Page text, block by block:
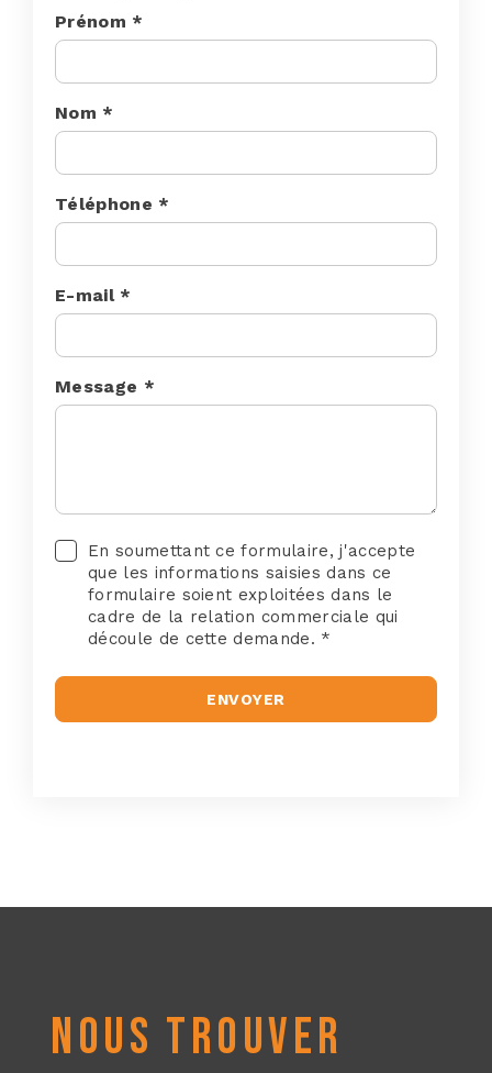
NOUS TROUVER
Prénom *
Nom *
Téléphone *
E-mail *
Message *
En soumettant ce formulaire, j'accepte
que les informations saisies dans ce
formulaire soient exploitées dans le
cadre de la relation commerciale qui
découle de cette demande. *